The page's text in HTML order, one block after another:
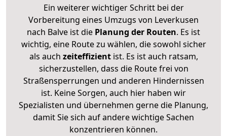
Ein weiterer wichtiger Schritt bei der
Vorbereitung eines Umzugs von Leverkusen
nach Balve ist die Planung der Routen. Es ist
wichtig, eine Route zu wählen, die sowohl sicher
als auch zeiteffizientist. Es ist auch ratsam,
sicherzustellen, dass die Route frei von
Straßensperrungen und anderen Hindernissen
ist. Keine Sorgen, auch hier haben wir
Spezialisten und übernehmen gerne die Planung,
damit Sie sich auf andere wichtige Sachen
konzentrieren können.